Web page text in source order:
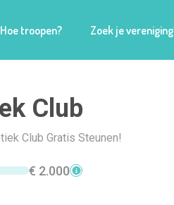
Hoe troopen? Zoek je vereniging
Club
Club Gratis Steunen!
€ 2.000